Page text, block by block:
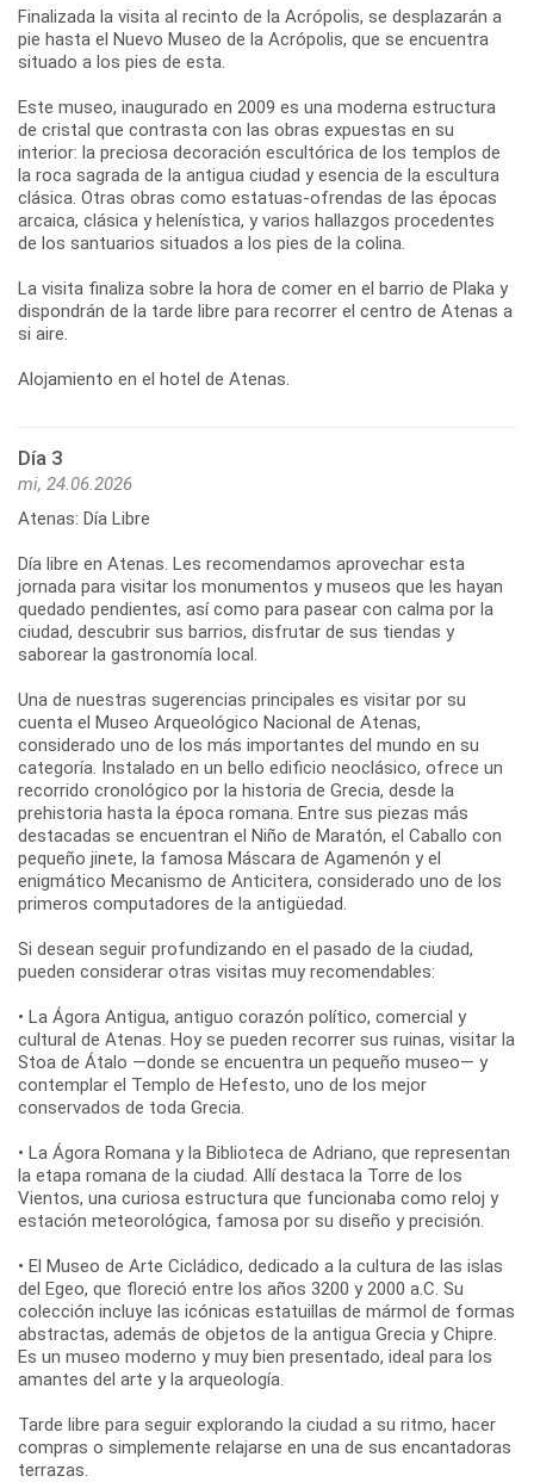
Finalizada la visita al recinto de la Acrópolis, se desplazarán a
pie hasta el Nuevo Museo de la Acrópolis, que se encuentra
situado a los pies de esta.
Este museo, inaugurado en 2009 es una moderna estructura
de cristal que contrasta con las obras expuestas en su
interior: la preciosa decoración escultórica de los templos de
la roca sagrada de la antigua ciudad y esencia de la escultura
clásica. Otras obras como estatuas-ofrendas de las épocas
arcaica, clásica y helenística, y varios hallazgos procedentes
de los santuarios situados a los pies de la colina.
La visita finaliza sobre la hora de comer en el barrio de Plaka y
dispondrán de la tarde libre para recorrer el centro de Atenas a
si aire.
Alojamiento en el hotel de Atenas.
Día 3
mi, 24.06.2026
Atenas: Día Libre
Día libre en Atenas. Les recomendamos aprovechar esta
jornada para visitar los monumentos y museos que les hayan
quedado pendientes, así como para pasear con calma por la
ciudad, descubrir sus barrios, disfrutar de sus tiendas y
saborear la gastronomía local.
Una de nuestras sugerencias principales es visitar por su
cuenta el Museo Arqueológico Nacional de Atenas,
considerado uno de los más importantes del mundo en su
categoría. Instalado en un bello edificio neoclásico, ofrece un
recorrido cronológico por la historia de Grecia, desde la
prehistoria hasta la época romana. Entre sus piezas más
destacadas se encuentran el Niño de Maratón, el Caballo con
pequeño jinete, la famosa Máscara de Agamenón y el
enigmático Mecanismo de Anticitera, considerado uno de los
primeros computadores de la antigüedad.
Si desean seguir profundizando en el pasado de la ciudad,
pueden considerar otras visitas muy recomendables:
• La Ágora Antigua, antiguo corazón político, comercial y
cultural de Atenas. Hoy se pueden recorrer sus ruinas, visitar la
Stoa de Átalo —donde se encuentra un pequeño museo— y
contemplar el Templo de Hefesto, uno de los mejor
conservados de toda Grecia.
• La Ágora Romana y la Biblioteca de Adriano, que representan
la etapa romana de la ciudad. Allí destaca la Torre de los
Vientos, una curiosa estructura que funcionaba como reloj y
estación meteorológica, famosa por su diseño y precisión.
• El Museo de Arte Cicládico, dedicado a la cultura de las islas
del Egeo, que floreció entre los años 3200 y 2000 a.C. Su
colección incluye las icónicas estatuillas de mármol de formas
abstractas, además de objetos de la antigua Grecia y Chipre.
Es un museo moderno y muy bien presentado, ideal para los
amantes del arte y la arqueología.
Tarde libre para seguir explorando la ciudad a su ritmo, hacer
compras o simplemente relajarse en una de sus encantadoras
terrazas.